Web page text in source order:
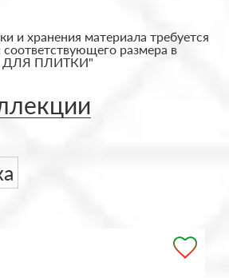
и хранения материала требуется
размера в
ДЛЯ ПЛИТКИ"